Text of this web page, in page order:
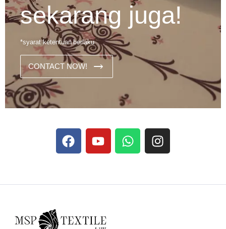
sekarang juga!
*syarat ketentuan berlaku
CONTACT NOW!
francophones.